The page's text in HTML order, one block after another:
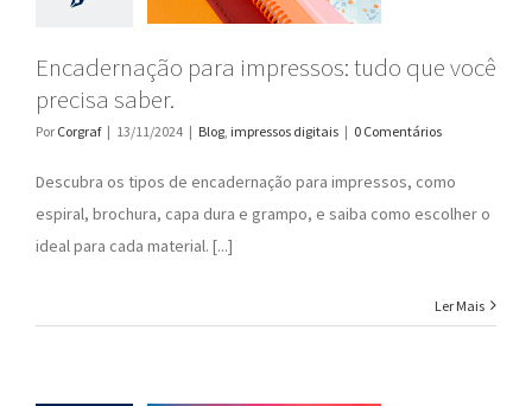
Encadernação para impressos: tudo que você
precisa saber.
Por Corgraf | 13/11/2024 | Blog impressos digitais | 0 Comentários
Descubra os tipos de encadernação para impressos, como
espiral, brochura, capa dura e grampo, e saiba como escolher o
ideal para cada material. [...]
Ler Mais